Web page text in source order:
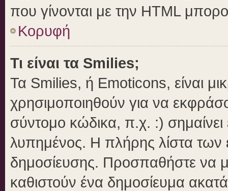
που γίνονται με την HTML
Κορυφή
Τι είναι τα Smilies;
Τα Smilies, ή Emoticons, είναι
χρησιμοποιηθούν για να
σύντομο κώδικα, π.χ. :)
λυπημένος. Η πλήρης λίστα των
δημοσίευσης. Προσπαθήστε να
καθιστούν ένα δημοσίευμα